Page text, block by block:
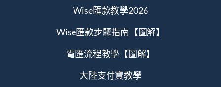
Wise匯款教學2026
Wise匯款步驟指南【圖解】
電匯流程教學【圖解】
大陸支付寶教學